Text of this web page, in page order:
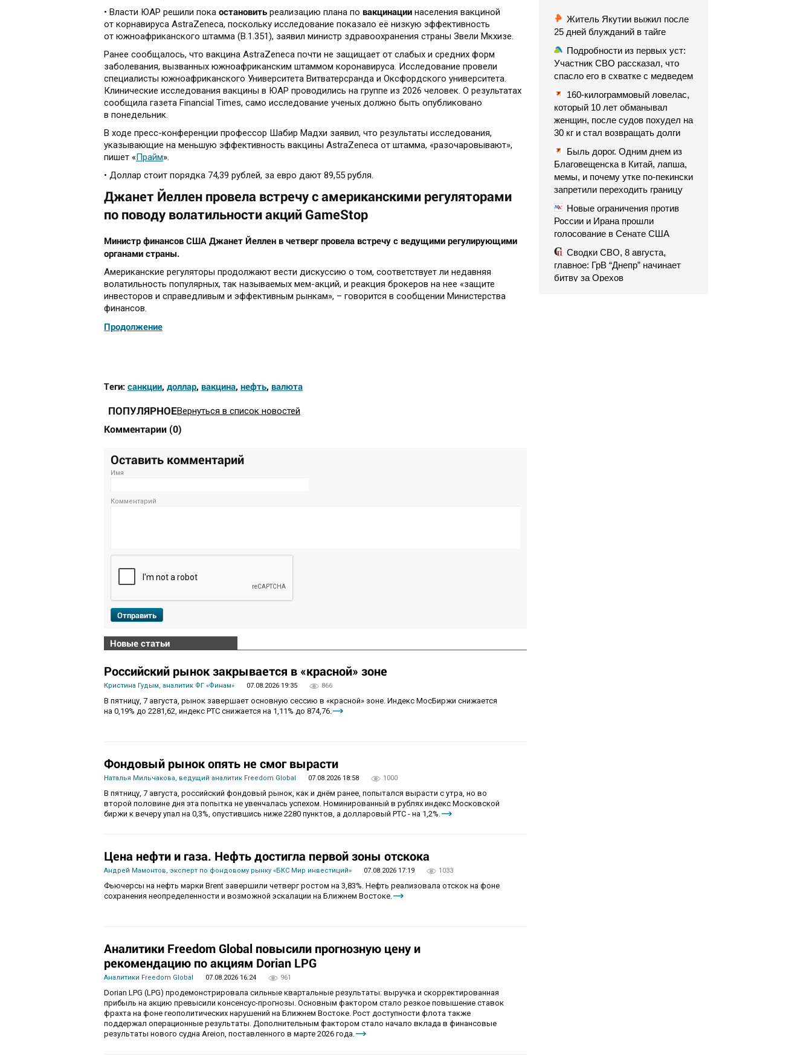
• Власти ЮАР решили пока остановить реализацию плана по вакцинации населения вакциной
от корнавируса AstraZeneca, поскольку исследование показало её низкую эффективность
от южноафриканского штамма (B.1.351), заявил министр здравоохранения страны Звели Мкхизе.
Ранее сообщалось, что вакцина AstraZeneca почти не защищает от слабых и средних форм
заболевания, вызванных южноафриканским штаммом коронавируса. Исследование провели
специалисты южноафриканского Университета Витватерсранда и Оксфордского университета.
Клинические исследования вакцины в ЮАР проводились на группе из 2026 человек. О результатах
сообщила газета Financial Times, само исследование ученых должно быть опубликовано
в понедельник.
В ходе пресс-конференции профессор Шабир Мадхи заявил, что результаты исследования,
указывающие на меньшую эффективность вакцины AstraZeneca от штамма, «разочаровывают»,
пишет «Прайм».
• Доллар стоит порядка 74,39 рублей, за евро дают 89,55 рубля.
Джанет Йеллен провела встречу с американскими регуляторами
по поводу волатильности акций GameStop
Министр финансов США Джанет Йеллен в четверг провела встречу с ведущими регулирующими
органами страны.
Американские регуляторы продолжают вести дискуссию о том, соответствует ли недавняя
волатильность популярных, так называемых мем-акций, и реакция брокеров на нее «защите
инвесторов и справедливым и эффективным рынкам», – говорится в сообщении Министерства
финансов.
Продолжение
Теги: санкции, доллар, вакцина, нефть, валюта
ПОПУЛЯРНОЕВернуться в список новостей
Комментарии (0)
Оставить комментарий
Имя
Комментарий
Отправить
Новые статьи
Российский рынок закрывается в «красной» зоне
Кристина Гудым, аналитик ФГ «Финам» 07.08.2026 19:35 866
В пятницу, 7 августа, рынок завершает основную сессию в «красной» зоне. Индекс МосБиржи снижается
на 0,19% до 2281,62, индекс РТС снижается на 1,11% до 874,76.
Фондовый рынок опять не смог вырасти
Наталья Мильчакова, ведущий аналитик Freedom Global 07.08.2026 18:58 1000
В пятницу, 7 августа, российский фондовый рынок, как и днём ранее, попытался вырасти с утра, но во
второй половине дня эта попытка не увенчалась успехом. Номинированный в рублях индекс Московской
биржи к вечеру упал на 0,3%, опустившись ниже 2280 пунктов, а долларовый РТС - на 1,2%.
Цена нефти и газа. Нефть достигла первой зоны отскока
Андрей Мамонтов, эксперт по фондовому рынку «БКС Мир инвестиций» 07.08.2026 17:19 1033
Фьючерсы на нефть марки Brent завершили четверг ростом на 3,83%. Нефть реализовала отскок на фоне
сохранения неопределенности и возможной эскалации на Ближнем Востоке.
Аналитики Freedom Global повысили прогнозную цену и
рекомендацию по акциям Dorian LPG
Аналитики Freedom Global 07.08.2026 16:24 961
Dorian LPG (LPG) продемонстрировала сильные квартальные результаты: выручка и скорректированная
прибыль на акцию превысили консенсус-прогнозы. Основным фактором стало резкое повышение ставок
фрахта на фоне геополитических нарушений на Ближнем Востоке. Рост доступности флота также
поддержал операционные результаты. Дополнительным фактором стало начало вклада в финансовые
результаты нового судна Areion, поставленного в марте 2026 года.
Житель Якутии выжил после
25 дней блужданий в тайге
Подробности из первых уст:
Участник СВО рассказал, что
спасло его в схватке с медведем
160-килограммовый ловелас,
который 10 лет обманывал
женщин, после судов похудел на
30 кг и стал возвращать долги
Быль дорог. Одним днем из
Благовещенска в Китай, лапша,
мемы, и почему утке по-пекински
запретили переходить границу
Новые ограничения против
России и Ирана прошли
голосование в Сенате США
Сводки СВО, 8 августа,
главное: ГрВ “Днепр” начинает
битву за Орехов